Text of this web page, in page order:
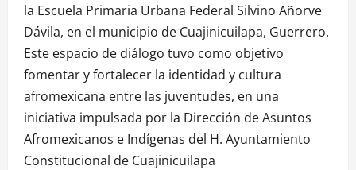
la Escuela Primaria Urbana Federal Silvino Añorve
Dávila, en el municipio de Cuajinicuilapa, Guerrero.
Este espacio de diálogo tuvo como objetivo
fomentar y fortalecer la identidad y cultura
afromexicana entre las juventudes, en una
iniciativa impulsada por la Dirección de Asuntos
Afromexicanos e Indígenas del H. Ayuntamiento
Constitucional de Cuajinicuilapa